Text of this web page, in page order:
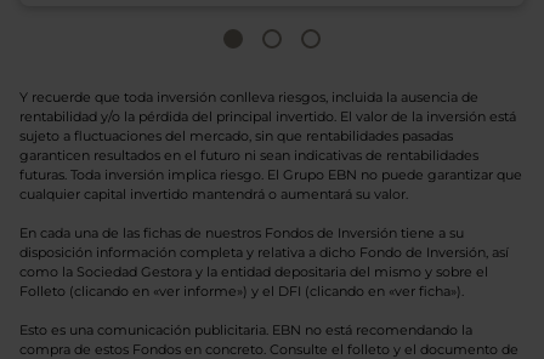
Y recuerde que toda inversión conlleva riesgos, incluida la ausencia de
rentabilidad y/o la pérdida del principal invertido. El valor de la inversión está
sujeto a fluctuaciones del mercado, sin que rentabilidades pasadas
garanticen resultados en el futuro ni sean indicativas de rentabilidades
futuras. Toda inversión implica riesgo. El Grupo EBN no puede garantizar que
cualquier capital invertido mantendrá o aumentará su valor.
En cada una de las fichas de nuestros Fondos de Inversión tiene a su
disposición información completa y relativa a dicho Fondo de Inversión, así
como la Sociedad Gestora y la entidad depositaria del mismo y sobre el
Folleto (clicando en «ver informe») y el DFI (clicando en «ver ficha»).
Esto es una comunicación publicitaria. EBN no está recomendando la
compra de estos Fondos en concreto. Consulte el folleto y el documento de